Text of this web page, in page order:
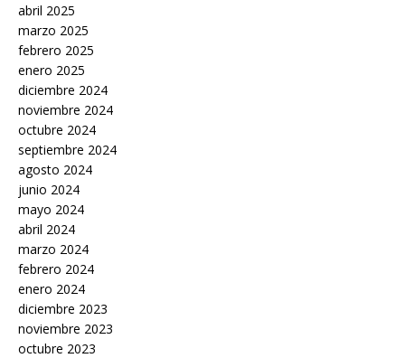
abril 2025
marzo 2025
febrero 2025
enero 2025
diciembre 2024
noviembre 2024
octubre 2024
septiembre 2024
agosto 2024
junio 2024
mayo 2024
abril 2024
marzo 2024
febrero 2024
enero 2024
diciembre 2023
noviembre 2023
octubre 2023